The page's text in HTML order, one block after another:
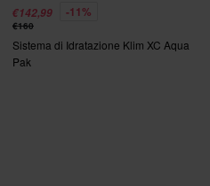
€142,99 -11%
€160
Sistema di Idratazione Klim XC Aqua
Pak